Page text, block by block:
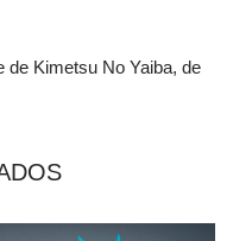
de Kimetsu No Yaiba, de